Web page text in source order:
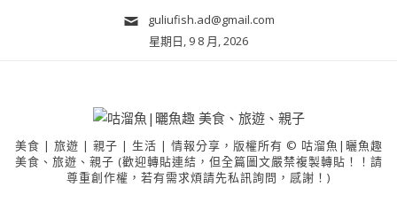
guliufish.ad@gmail.com
星期日, 9 8 月, 2026
美食 | 旅遊 | 親子 | 生活 | 情報分享，版權所有 © 咕溜魚|曬魚趣
美食、旅遊、親子 (歡迎轉貼連結，但全篇圖文嚴禁複製轉貼！！請
尊重創作權，若有需求煩請先私訊詢問，感謝！)